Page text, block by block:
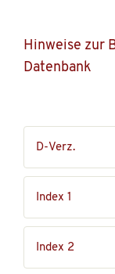
Hinweise zur
Datenbank